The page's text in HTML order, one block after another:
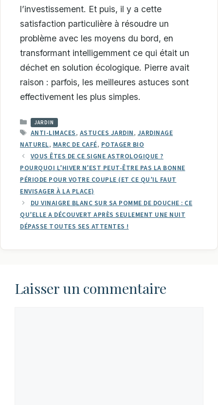
l’investissement. Et puis, il y a cette
satisfaction particulière à résoudre un
problème avec les moyens du bord, en
transformant intelligemment ce qui était un
déchet en solution écologique. Pierre avait
raison : parfois, les meilleures astuces sont
effectivement les plus simples.
CATÉGORIES
JARDIN
ÉTIQUETTES
ANTI-LIMACES, ASTUCES JARDIN, JARDINAGE
NATUREL, MARC DE CAFÉ, POTAGER BIO
VOUS ÊTES DE CE SIGNE ASTROLOGIQUE ?
POURQUOI L’HIVER N’EST PEUT-ÊTRE PAS LA BONNE
PÉRIODE POUR VOTRE COUPLE (ET CE QU’IL FAUT
ENVISAGER À LA PLACE)
DU VINAIGRE BLANC SUR SA POMME DE DOUCHE : CE
QU’ELLE A DÉCOUVERT APRÈS SEULEMENT UNE NUIT
DÉPASSE TOUTES SES ATTENTES !
Laisser un commentaire